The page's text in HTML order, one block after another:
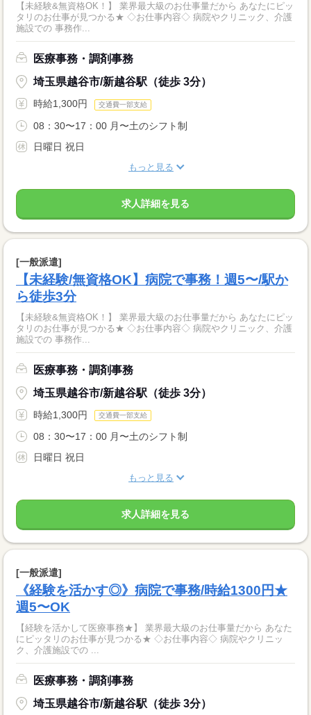
【未経験&無資格OK！】 業界最大級のお仕事量だから あなたにピッ
タリのお仕事が見つかる★ ◇お仕事内容◇ 病院やクリニック、介護
施設での 事務作...
医療事務・調剤事務
埼玉県越谷市/新越谷駅（徒歩 3分）
時給1,300円 交通費一部支給
08：30〜17：00 月〜土のシフト制
日曜日 祝日
もっと見る
求人詳細を見る
[一般派遣]
【未経験/無資格OK】病院で事務！週5〜/駅か
ら徒歩3分
【未経験&無資格OK！】 業界最大級のお仕事量だから あなたにピッ
タリのお仕事が見つかる★ ◇お仕事内容◇ 病院やクリニック、介護
施設での 事務作...
医療事務・調剤事務
埼玉県越谷市/新越谷駅（徒歩 3分）
時給1,300円 交通費一部支給
08：30〜17：00 月〜土のシフト制
日曜日 祝日
もっと見る
求人詳細を見る
[一般派遣]
《経験を活かす◎》病院で事務/時給1300円★
週5〜OK
【経験を活かして医療事務★】 業界最大級のお仕事量だから あなた
にピッタリのお仕事が見つかる★ ◇お仕事内容◇ 病院やクリニッ
ク、介護施設での ...
医療事務・調剤事務
埼玉県越谷市/新越谷駅（徒歩 3分）